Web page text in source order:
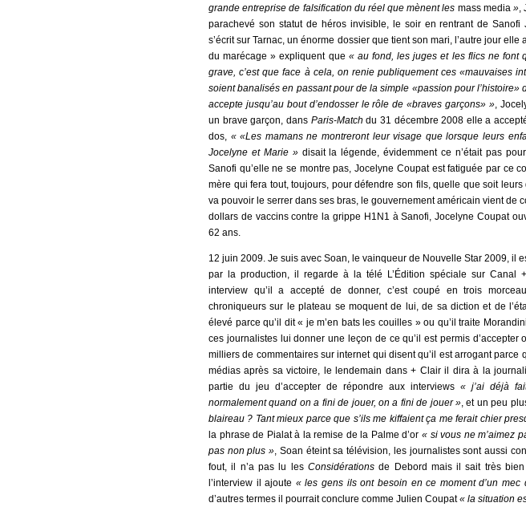
grande entreprise de falsification du réel que mènent les mass media»,
parachevé son statut de héros invisible, le soir en rentrant de
s’écrit sur Tarnac, un énorme dossier que tient son mari, l’autre jour
du marécage » expliquent que « au fond, les juges et les flics ne font
grave, c’est que face à cela, on renie publiquement ces «mauvaises
soient banalisés en passant pour de la simple «passion pour l’histoire»
accepte jusqu’au bout d’endosser le rôle de «braves garçons» »,
un brave garçon, dans Paris-Matchdu 31 décembre 2008 elle a
dos, « «Les mamans ne montreront leur visage que lorsque leurs
Jocelyne et Marie »disait la légende, évidemment ce n’était pas
Sanofi qu’elle ne se montre pas, Jocelyne Coupat est fatiguée par ce
mère qui fera tout, toujours, pour défendre son fils, quelle que soit leurs
va pouvoir le serrer dans ses bras, le gouvernement américain vient de
dollars de vaccins contre la grippe H1N1 à Sanofi, Jocelyne Coupat
62 ans.
12 juin 2009. Je suis avec Soan, le vainqueur de Nouvelle Star 2009, il
par la production, il regarde à la télé L’Édition spéciale sur Canal
interview qu’il a accepté de donner, c’est coupé en trois
chroniqueurs sur le plateau se moquent de lui, de sa diction et de
élevé parce qu’il dit « je m’en bats les couilles » ou qu’il traite
ces journalistes lui donner une leçon de ce qu’il est permis d’accepter
milliers de commentaires sur internet qui disent qu’il est arrogant parce
médias après sa victoire, le lendemain dans + Clair il dira à la
partie du jeu d’accepter de répondre aux interviews « j’ai déjà
normalement quand on a fini de jouer, on a fini de jouer », et un peu
blaireau ? Tant mieux parce que s’ils me kiffaient ça me ferait chier
la phrase de Pialat à la remise de la Palme d’or « si vous ne m’aimez
pas non plus », Soan éteint sa télévision, les journalistes sont aussi
fout, il n’a pas lu les Considérationsde Debord mais il sait très
l’interview il ajoute « les gens ils ont besoin en ce moment d’un
d’autres termes il pourrait conclure comme Julien Coupat« la situation